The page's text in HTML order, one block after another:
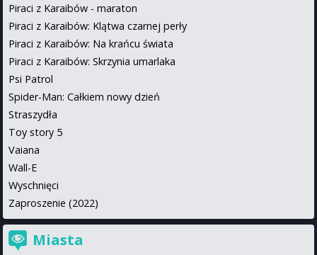
Piraci z Karaibów - maraton
Piraci z Karaibów: Klątwa czarnej perły
Piraci z Karaibów: Na krańcu świata
Piraci z Karaibów: Skrzynia umarlaka
Psi Patrol
Spider-Man: Całkiem nowy dzień
Straszydła
Toy story 5
Vaiana
Wall-E
Wyschnięci
Zaproszenie (2022)
Miasta